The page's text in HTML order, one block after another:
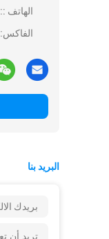
الهاتف ::
الفاكس:
البريد بنا